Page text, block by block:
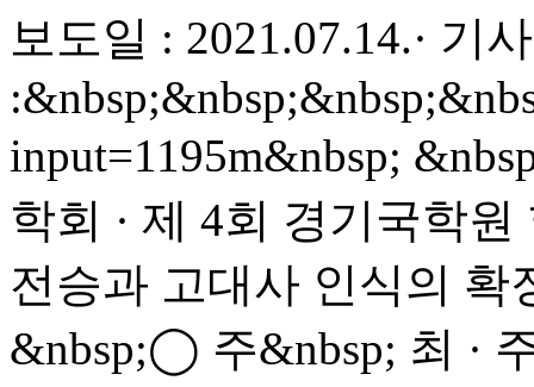
보도일 : 2021.07.14.· 기
input=1195m&nbsp;
학회 · 제 4회 경기국학
전승과 고대사 인식의 확
&nbsp;◯ 주&nbsp; 최 ·